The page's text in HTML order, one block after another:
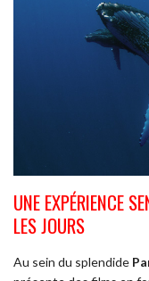
UNE EXPÉRIENCE
LES JOURS
Au sein du splendide